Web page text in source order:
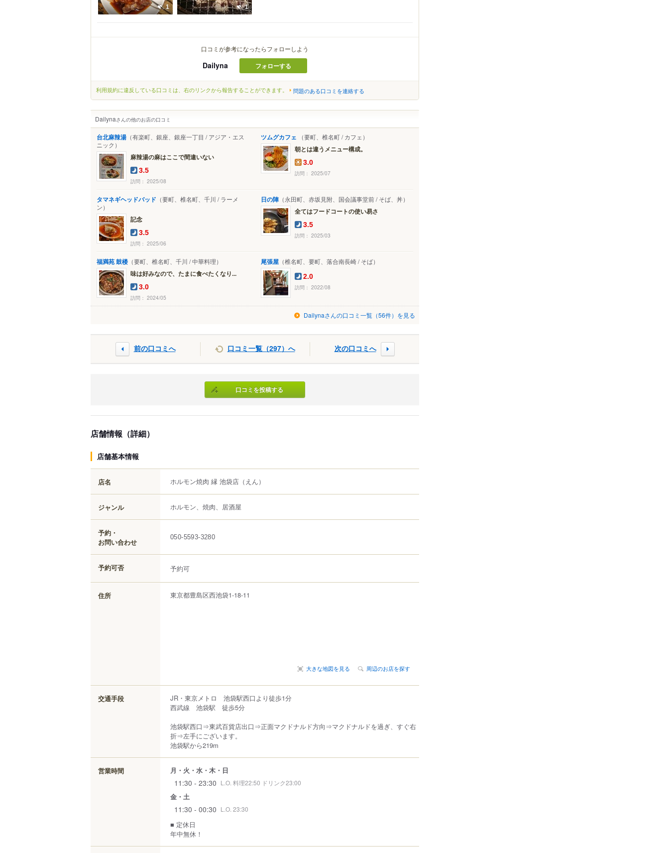
1 1
口コミが参考になったらフォローしよう
Dailyna フォローする
利用規約に違反している口コミは、右のリンクから報告することができます。 問題のある口コミを連絡する
Dailynaさんの他のお店の口コミ
台北麻辣湯 （有楽町、銀座、銀座一丁目 / アジア・エス
ニック）
麻辣湯の麻はここで間違いない
3.5
訪問： 2025/08
ツムグカフェ （要町、椎名町 / カフェ）
朝とは違うメニュー構成。
3.0
訪問： 2025/07
タマネギヘッドバッド （要町、椎名町、千川 / ラーメ
ン）
記念
3.5
訪問： 2025/06
日の陣 （永田町、赤坂見附、国会議事堂前 / そば、丼）
全てはフードコートの使い易さ
3.5
訪問： 2025/03
福満苑 鼓楼 （要町、椎名町、千川 / 中華料理）
味は好みなので、たまに食べたくなり...
3.0
訪問： 2024/05
尾張屋 （椎名町、要町、落合南長崎 / そば）
2.0
訪問： 2022/08
Dailynaさんの口コミ一覧（56件）を見る
前の口コミへ 口コミ一覧（297）へ 次の口コミへ
口コミを投稿する
店舗情報（詳細）
店舗基本情報
店名 ホルモン焼肉 縁 池袋店 （えん）
ジャンル ホルモン、焼肉、居酒屋
予約・
お問い合わせ
050-5593-3280
予約可否 予約可
住所 東京都豊島区西池袋1-18-11
大きな地図を見る 周辺のお店を探す
交通手段
JR・東京メトロ 池袋駅西口より徒歩1分
西武線 池袋駅 徒歩5分
池袋駅西口⇒東武百貨店出口⇒正面マクドナルド方向⇒マクドナルドを過ぎ、すぐ右
折⇒左手にございます。
池袋駅から219m
営業時間 月・火・水・木・日
11:30 - 23:30 L.O. 料理22:50 ドリンク23:00
金・土
11:30 - 00:30 L.O. 23:30
■ 定休日
年中無休！